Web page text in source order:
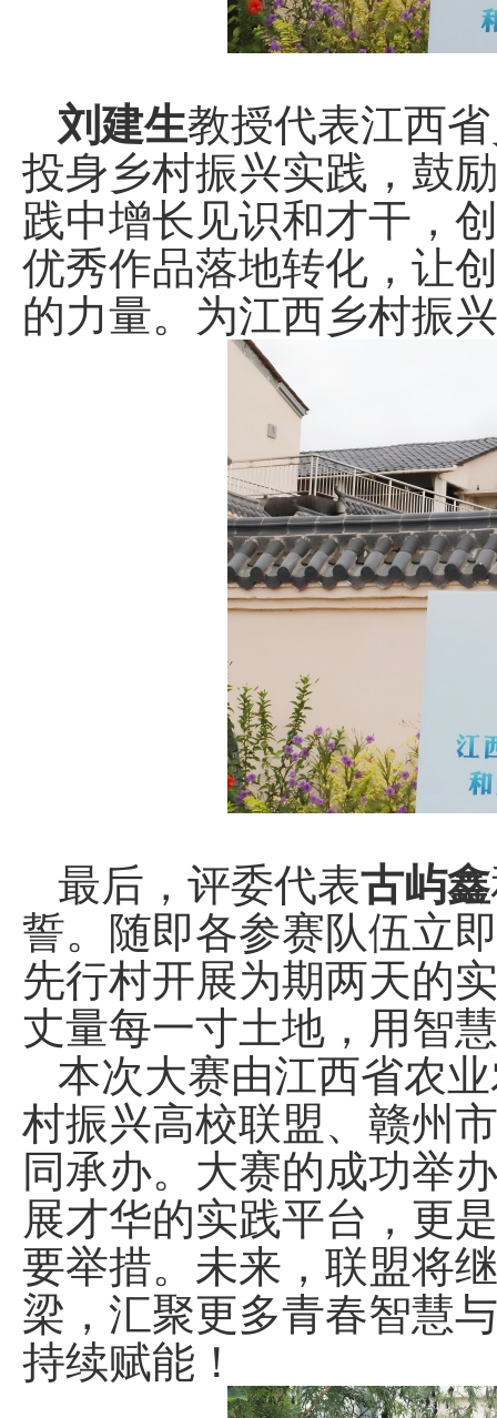
刘建生教授代表江西
投身乡村振兴实践，鼓
践中增长见识和才干，
优秀作品落地转化，让
的力量。为江西乡村振
最后，评委代表古屿鑫
誓。随即各参赛队伍立
先行村开展为期两天的
丈量每一寸土地，用智
本次大赛由江西省农
村振兴高校联盟、赣州
同承办。大赛的成功举
展才华的实践平台，更
要举措。未来，联盟将
梁，汇聚更多青春智慧
持续赋能！